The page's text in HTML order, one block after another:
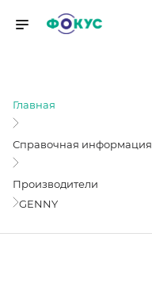
Главная
Справочная информация
Производители
GENNY